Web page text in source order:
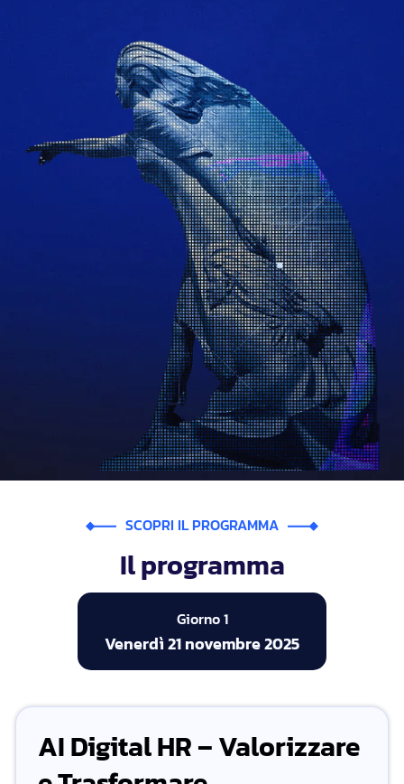
SCOPRI IL PROGRAMMA
Il programma
Giorno 1
Venerdì 21 novembre 2025
AI Digital HR – Valorizzare